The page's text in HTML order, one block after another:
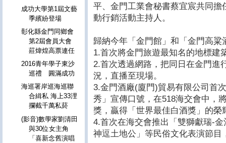
平、金門工業會秘書蔡宜宸共同
動行銷活動主持人。
歸納今年「金門館」和「金門高粱
1.首次將金門旅遊最知名的地標建
2.首次透過網路，把同日在金門進
況，直播至現場。
3.金門酒廠(廈門)貿易有限公司首
秀」宣傳口號，在518海交會中，
獎，贏得「世界最佳白酒獎」的
4.首次在海交會推出「雙獅獻瑞-
神逗土地公」等民俗文化表演節
成功大學第1屆文藝
季繽紛登場
彰化縣金門同鄉會
第2屆會員大會
莊煒煌高票連任
2016青年學子東沙
巡禮 圓滿成功
海巡署岸巡海巡聯
合緝私 海上33浬
攔截千萬私菸
(影音)數學家劉清田
與30位女主角
「喜新念舊演唱